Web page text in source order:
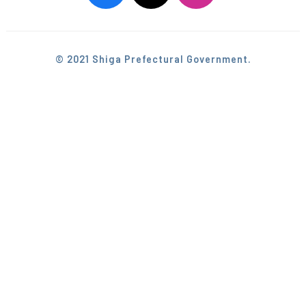
© 2021 Shiga Prefectural Government.